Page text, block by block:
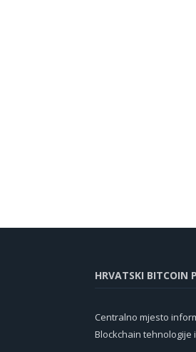
HRVATSKI BITCOIN
Centralno mjesto
Blockchain tehnologije